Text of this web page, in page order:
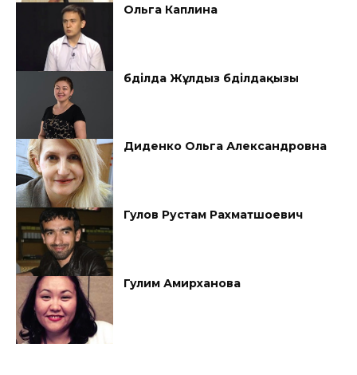
Ольга Каплина
Әбділда Жұлдыз Әбділдақызы
Диденко Ольга Александровна
Гулов Рустам Рахматшоевич
Гулим Амирханова